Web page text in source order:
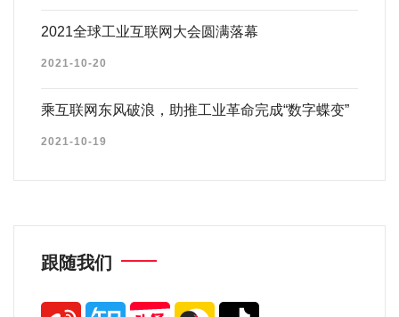
2021全球工业互联网大会圆满落幕
2021-10-20
乘互联网东风破浪，助推工业革命完成“数字蝶变”
2021-10-19
跟随我们